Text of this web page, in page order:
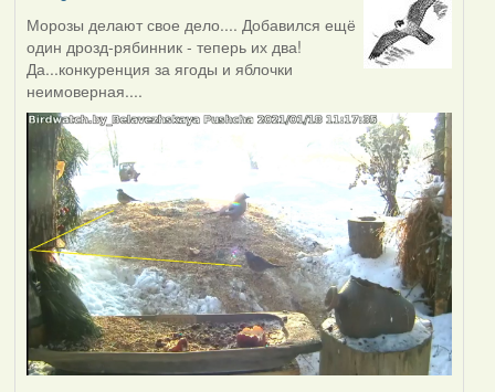
Морозы делают свое дело.... Добавился ещё
один дрозд-рябинник - теперь их два!
Да...конкуренция за ягоды и яблочки
неимоверная....